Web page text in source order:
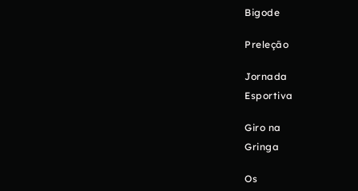
Bigode
Preleção
Jornada
Esportiva
Giro na
Gringa
Os